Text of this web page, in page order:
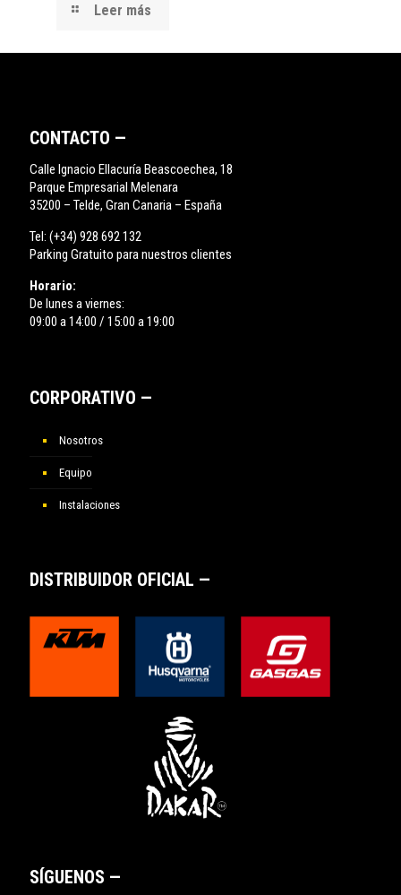
Leer más
CONTACTO —
Calle Ignacio Ellacuría Beascoechea, 18
Parque Empresarial Melenara
35200 – Telde, Gran Canaria – España
Tel: (+34) 928 692 132
Parking Gratuito para nuestros clientes
Horario:
De lunes a viernes:
09:00 a 14:00 / 15:00 a 19:00
CORPORATIVO —
Nosotros
Equipo
Instalaciones
DISTRIBUIDOR OFICIAL —
SÍGUENOS —